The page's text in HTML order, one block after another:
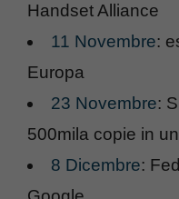
Handset Alliance
11 Novembre:
Europa
23 Novembre:
500mila copie in
8 Dicembre: